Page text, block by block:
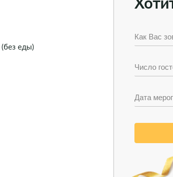
(без еды)